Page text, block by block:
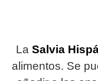
La Salvia
alimentos. Se